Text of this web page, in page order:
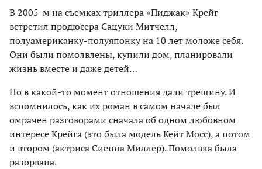
В 2005-м на съемках триллера «Пиджак» Крейг
встретил продюсера Сацуки Митчелл,
полуамериканку-полуяпонку на 10 лет моложе себя.
Они были помолвлены, купили дом, планировали
жизнь вместе и даже детей…
Но в какой-то момент отношения дали трещину. И
вспомнилось, как их роман в самом начале был
омрачен разговорами сначала об одном любовном
интересе Крейга (это была модель Кейт Мосс), а потом
и втором (актриса Сиенна Миллер). Помолвка была
разорвана.